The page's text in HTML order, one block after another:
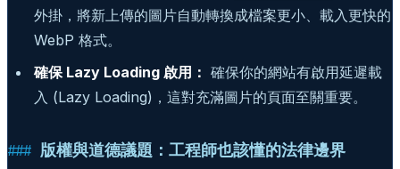
外掛，將新上傳的圖片自動轉換成檔案更小、載入更快的
WebP 格式。
確保 Lazy Loading 啟用： 確保你的網站有啟用延遲載
入 (Lazy Loading)，這對充滿圖片的頁面至關重要。
版權與道德議題：工程師也該懂的法律邊界